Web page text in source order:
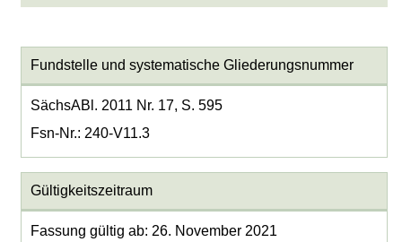
Fundstelle und systematische Gliederungsnummer
SächsABl. 2011 Nr. 17, S. 595
Fsn-Nr.: 240-V11.3
Gültigkeitszeitraum
Fassung gültig ab: 26. November 2021